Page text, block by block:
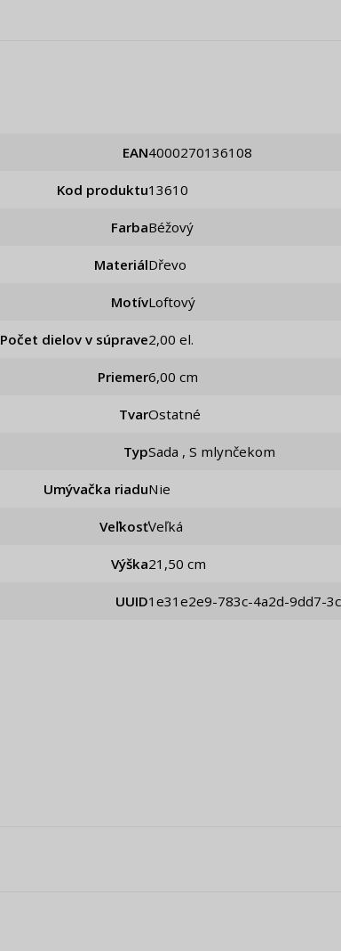
EAN 4000270136108
Kod produktu 13610
Farba Béžový
Materiál Dřevo
Motív Loftový
Počet dielov v súprave 2,00 el.
Priemer 6,00 cm
Tvar Ostatné
Typ Sada , S mlynčekom
Umývačka riadu Nie
Veľkosť Veľká
Výška 21,50 cm
UUID 1e31e2e9-783c-4a2d-9dd7-